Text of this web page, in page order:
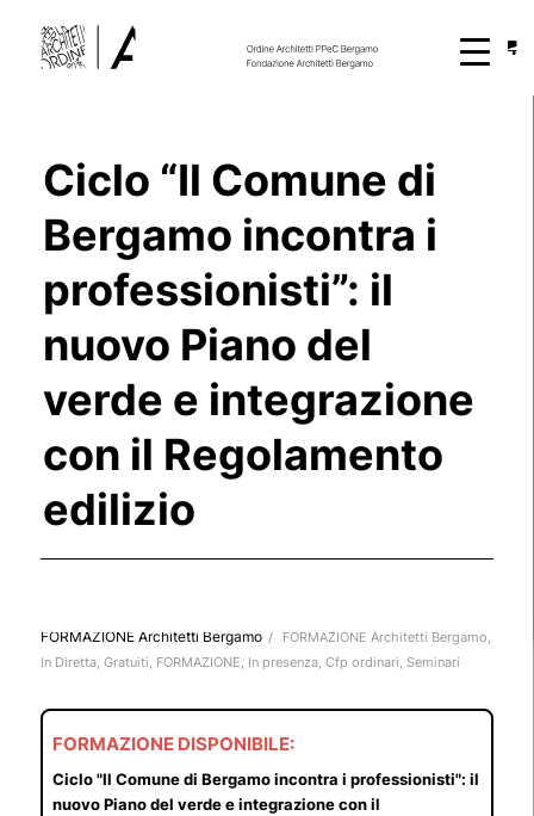
Ciclo “Il Comune di
Bergamo incontra i
professionisti”: il
nuovo Piano del
verde e integrazione
con il Regolamento
edilizio
FORMAZIONE Architetti Bergamo / FORMAZIONE Architetti Bergamo,
In Diretta, Gratuiti, FORMAZIONE, In presenza, Cfp ordinari, Seminari
FORMAZIONE DISPONIBILE:
Ciclo "Il Comune di Bergamo incontra i professionisti": il
nuovo Piano del verde e integrazione con il